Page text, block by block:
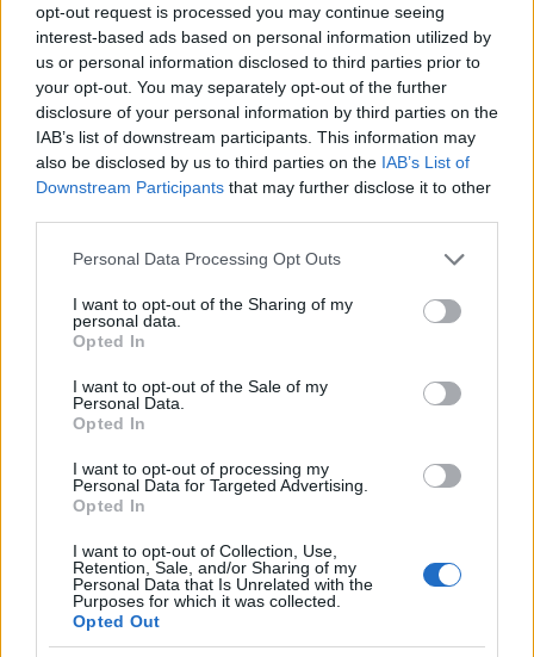
opt-out request is processed you may continue seeing
interest-based ads based on personal information utilized by
us or personal information disclosed to third parties prior to
your opt-out. You may separately opt-out of the further
disclosure of your personal information by third parties on the
IAB’s list of downstream participants. This information may
also be disclosed by us to third parties on the IAB’s List of
Downstream Participants that may further disclose it to other
Please note that this website/app uses one or more Google
not limited to your visit or usage behaviour. You may click to
grant or deny consent to Google and its third-party tags to
use your data for below specified purposes in below Google
consent section.
Personal Data Processing Opt Outs
I want to opt-out of the Sharing of my
personal data.
Opted In
I want to opt-out of the Sale of my
Personal Data.
Opted In
I want to opt-out of processing my
Personal Data for Targeted Advertising.
Opted In
I want to opt-out of Collection, Use,
Retention, Sale, and/or Sharing of my
Personal Data that Is Unrelated with the
Purposes for which it was collected.
Opted Out